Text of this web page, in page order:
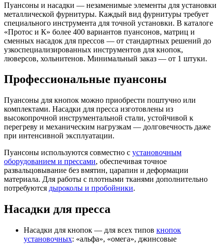
Пуансоны и насадки — незаменимые элементы для установки
металлической фурнитуры. Каждый вид фурнитуры требует
специального инструмента для точной установки. В каталоге
«Протос и К» более 400 вариантов пуансонов, матриц и
сменных насадок для прессов — от стандартных решений до
узкоспециализированных инструментов для кнопок,
люверсов, хольнитенов. Минимальный заказ — от 1 штуки.
Профессиональные пуансоны
Пуансоны для кнопок можно приобрести поштучно или
комплектами. Насадки для пресса изготовлены из
высокопрочной инструментальной стали, устойчивой к
перегреву и механическим нагрузкам — долговечность даже
при интенсивной эксплуатации.
Пуансоны используются совместно с установочным
оборудованием и прессами, обеспечивая точное
развальцовывание без вмятин, царапин и деформации
материала. Для работы с плотными тканями дополнительно
потребуются дыроколы и пробойники.
Насадки для пресса
Насадки для кнопок — для всех типов кнопок
установочных: «альфа», «омега», джинсовые